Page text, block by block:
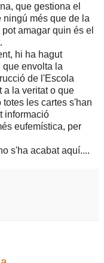
que gestiona el
ningú més que de la
amagar quin és el
hi ha hagut
que envolta la
de l'Escola
a la veritat o que
les cartes s'han
informació
eufemística, per
s'ha acabat aquí....